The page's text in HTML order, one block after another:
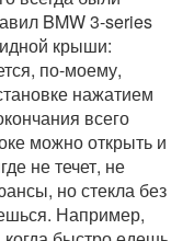
BMW 3-series
крыши:
по-моему,
нажатием
всего
можно открыть и
не течет, не
но стекла без
Например,